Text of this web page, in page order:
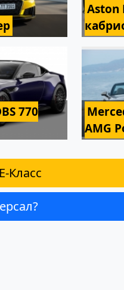
Aston
770
AMG
Класс